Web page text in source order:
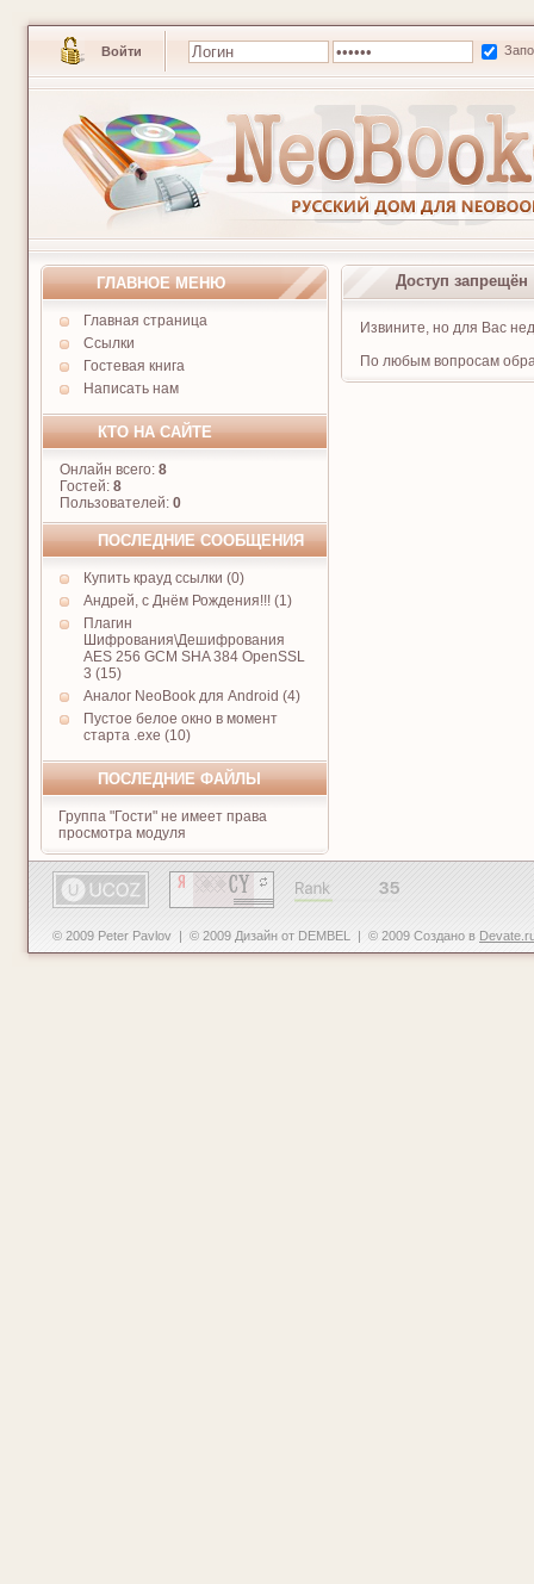
Войти
ГЛАВНОЕ МЕНЮ
Главная страница
Ссылки
Гостевая книга
Написать нам
КТО НА САЙТЕ
Онлайн всего: 8
Гостей: 8
Пользователей: 0
ПОСЛЕДНИЕ СООБЩЕНИЯ
Купить крауд ссылки (0)
Андрей, с Днём Рождения!!! (1)
Плагин
Шифрования\Дешифрования
AES 256 GCM SHA 384 OpenSSL
3 (15)
Аналог NeoBook для Android (4)
Пустое белое окно в момент
старта .exe (10)
ПОСЛЕДНИЕ ФАЙЛЫ
Группа "Гости" не имеет права
просмотра модуля
Доступ запрещён
Извините, но для Вас
По любым вопросам
© 2009 Peter Pavlov | © 2009 Дизайн от DEMBEL | © 2009 Создано в